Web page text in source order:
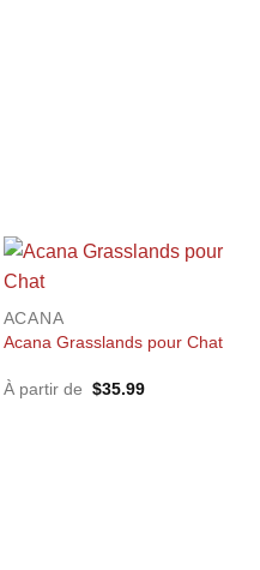
ACANA
Acana Grasslands pour Chat
À partir de $35.99